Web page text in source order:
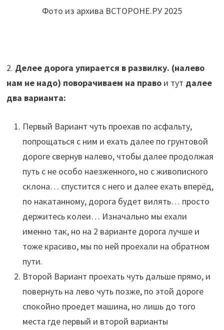
Фото из архива ВСТОРОНЕ.РУ 2025
2. Делее дорога упирается в развилку. (налево
нам не надо) поворачиваем на правои тут далее
два варианта:
Первый Вариант чуть проехав по асфальту,
попрощаться с ним и ехать далее по грунтовой
дороге свернув налево, чтобы далее продолжая
путь с не особо наезженного, но с живописного
склона… спустится с него и далее ехать вперёд,
по накатанному, дорога будет вилять… просто
держитесь колеи… Изначально мы ехали
именно так, но на 2 варианте дорога лучше и
тоже красиво, мы по ней проехали на обратном
пути.
Второй Вариант проехать чуть дальше прямо, и
повернуть на лево чуть позже, по этой дороге
спокойно проедет машина, но лишь до того
места где первый и второй варианты